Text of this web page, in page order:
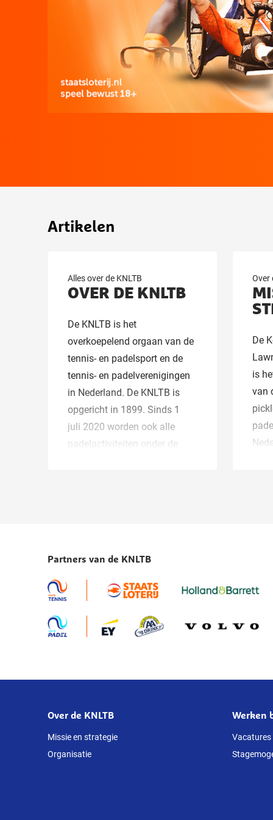
Artikelen
Alles over de KNLTB
OVER DE KNLTB
De KNLTB is het
overkoepelend orgaan van de
tennis- en padelsport en de
tennis- en padelverenigingen
in Nederland. De KNLTB is
opgericht in 1899. Sinds 1
juli 2020 worden ook alle
padelactiviteiten onder de
pickleball.
Over
De
is
van
Partners van de KNLTB
Over
deze
website
Over de KNLTB
Missie en strategie
Organisatie
Werken
Vacatures